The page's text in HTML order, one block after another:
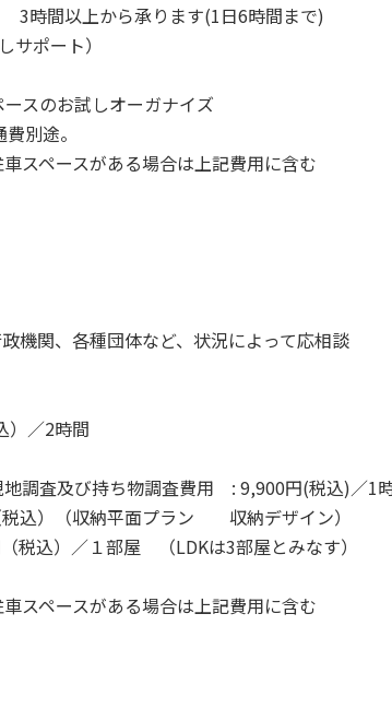
時間以上から承ります(1日6時間まで)
ポート）
スのお試しオーガナイズ
別途。
スペースがある場合は上記費用に含む
機関、各種団体など、状況によって応相談
）／2時間
地調査及び持ち物調査費用 : 9,900円(税込)／1
税込）（収納平面プラン 収納デザイン）
税込）／１部屋 （LDKは3部屋とみなす）
スペースがある場合は上記費用に含む